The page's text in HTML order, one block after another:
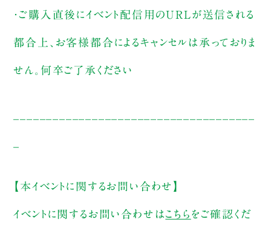
・ご購入直後にイベント配信用のURLが送信される
都合上、お客様都合によるキャンセルは承っておりま
せん。何卒ご了承ください
【本イベントに関するお問い合わせ】
イベントに関するお問い合わせはこちら をご確認くだ